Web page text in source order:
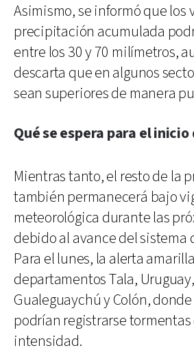
Asimismo, se informó que los
precipitación acumulada
entre los 30 y 70 milímetros,
descarta que en algunos
sean superiores de manera
Qué se espera para el
Mientras tanto, el resto de la
también permanecerá bajo
meteorológica durante las
debido al avance del
Para el lunes, la alerta
departamentos Tala,
Gualeguaychú y Colón,
podrían registrarse
intensidad.